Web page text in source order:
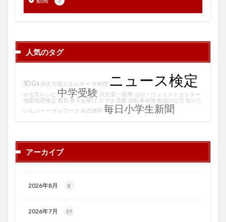
人気のタグ
SDGs 再生可能エネルギー 大相撲 ニュース検定
やる気レシピ 中学受験 渋沢栄一 紙幣 ゼロ・ウェイストセンター
地図地理検定 教育 青天を衝け スマホ 受験 自転車保険 勉強の仕方 知りた
いんジャー テレワーク 化石燃料 毎日小学生新聞
アーカイブ
2026年8月 8
2026年7月 37